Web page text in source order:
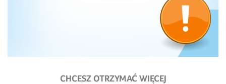
CHCESZ OTRZYMAĆ WIĘCEJ